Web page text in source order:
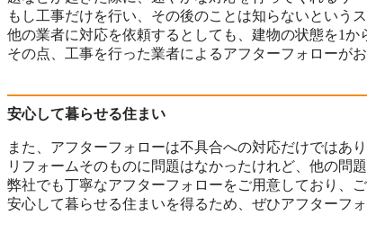
もし工事だけを行い、その後のことは知らないという
他の業者に対応を依頼するとしても、建物の状態を1
その点、工事を行った業者によるアフターフォローが
安心して暮らせる住まい
また、アフターフォローは不具合への対応だけではあり
リフォームそのものに問題はなかったけれど、他の問
弊社でも丁寧なアフターフォローをご用意しており、
安心して暮らせる住まいを得るため、ぜひアフターフ